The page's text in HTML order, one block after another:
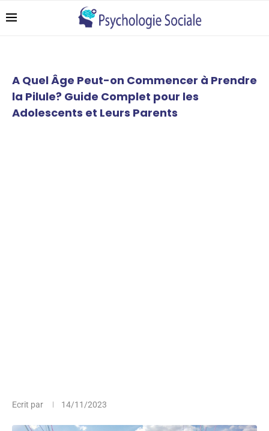
A Quel Âge Peut-on Commencer à Prendre
la Pilule? Guide Complet pour les
Adolescents et Leurs Parents
Ecrit par 14/11/2023